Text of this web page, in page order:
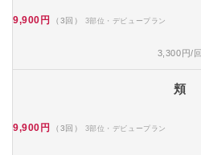
9,900円 （3回） 3部位・デビュープラン
3,300円/回
頬
9,900円 （3回） 3部位・デビュープラン